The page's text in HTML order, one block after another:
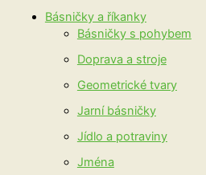
Básničky a říkanky
Básničky s pohybem
Doprava a stroje
Geometrické tvary
Jarní básničky
Jídlo a potraviny
Jména